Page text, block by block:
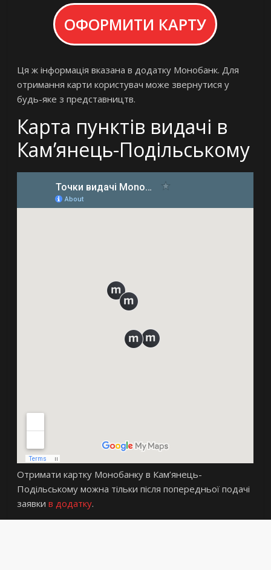
ОФОРМИТИ КАРТУ
Ця ж інформація вказана в додатку Монобанк. Для
отримання карти користувач може звернутися у
будь-яке з представництв.
Карта пунктів видачі в
Кам’янець-Подільському
Отримати картку Монобанку в Кам’янець-
Подільському можна тільки після попередньої подачі
заявкив додатку.